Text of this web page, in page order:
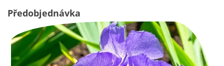
Předobjednávka